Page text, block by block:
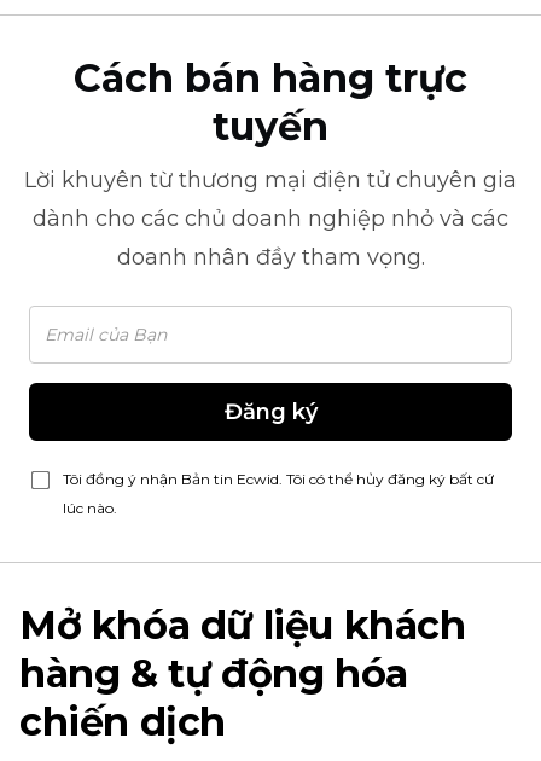
Cách bán hàng trực
tuyến
Lời khuyên từ thương mại điện tử chuyên gia
dành cho các chủ doanh nghiệp nhỏ và các
doanh nhân đầy tham vọng.
Đăng ký
Tôi đồng ý nhận Bản tin Ecwid. Tôi có thể hủy đăng ký bất cứ
lúc nào.
Mở khóa dữ liệu khách
hàng & tự động hóa
chiến dịch